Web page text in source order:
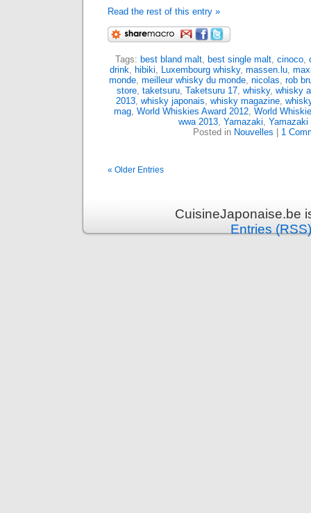
Read the rest of this entry »
Tags: best bland malt, best single malt, cinoco,
drink hibiki Luxembourg whisky, massen.lu,
monde, meilleur whisky du monde, nicolas rob
store, taketsuru, Taketsuru 17, whisky, whisky
2013, whisky japonais whisky magazine,
mag World Whiskies Award 2012 World
wwa 2013, Yamazaki Yamazaki
Posted in Nouvelles | 1
« Older Entries
CuisineJaponaise.be
Entries (RSS)